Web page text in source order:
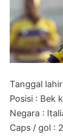
Tanggal
Posisi : Bek
Negara :
Caps / gol :